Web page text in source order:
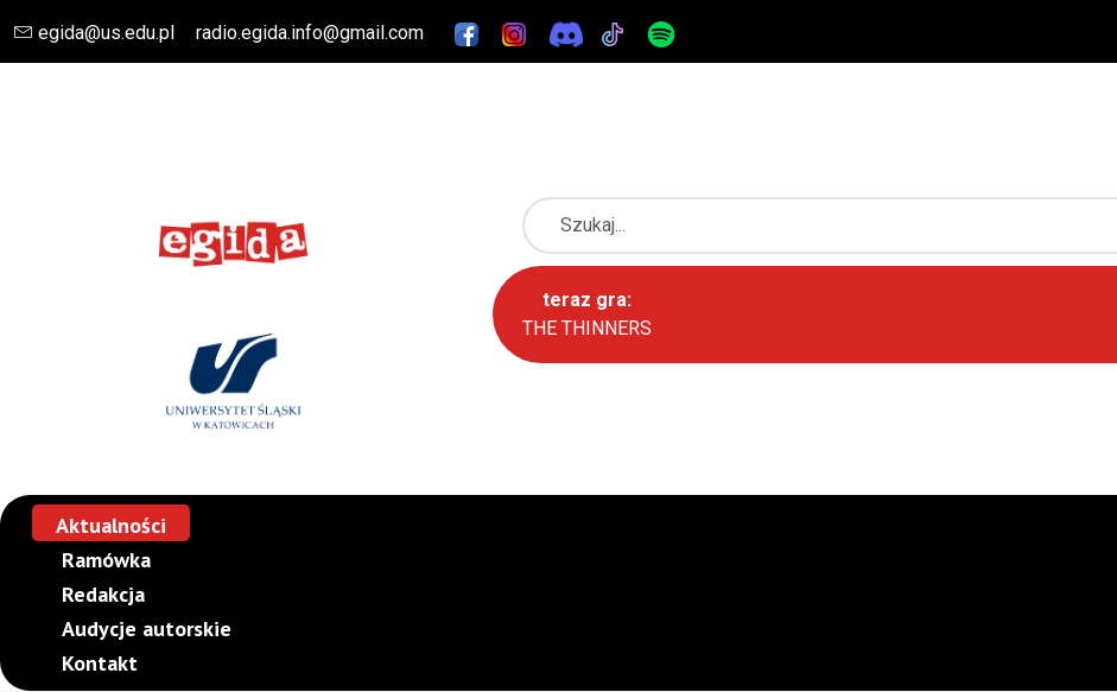
egida@us.edu.pl radio.egida.info@gmail.com
Szukaj
teraz gra:
THE THINNERS
Aktualności
Ramówka
Redakcja
Audycje autorskie
Kontakt